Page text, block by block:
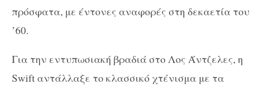
πρόσφατα, με έντονες αναφορές στη δεκαετία του
’60.
Για την εντυπωσιακή βραδιά στο Λος Άντζελες, η
Swift αντάλλαξε το κλασσικό χτένισμα με τα